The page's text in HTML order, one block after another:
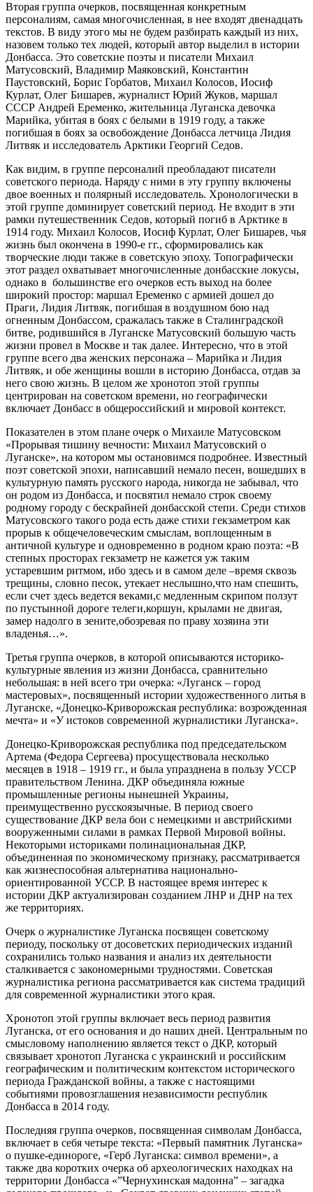
Вторая группа очерков, посвященная конкретным
персоналиям, самая многочисленная, в нее входят двенадцать
текстов. В виду этого мы не будем разбирать каждый из них,
назовем только тех людей, который автор выделил в истории
Донбасса. Это советские поэты и писатели Михаил
Матусовский, Владимир Маяковский, Константин
Паустовский, Борис Горбатов, Михаил Колосов, Иосиф
Курлат, Олег Бишарев, журналист Юрий Жуков, маршал
СССР Андрей Еременко, жительница Луганска девочка
Марийка, убитая в боях с белыми в 1919 году, а также
погибшая в боях за освобождение Донбасса летчица Лидия
Литвяк и исследователь Арктики Георгий Седов.
Как видим, в группе персоналий преобладают писатели
советского периода. Наряду с ними в эту группу включены
двое военных и полярный исследователь. Хронологически в
этой группе доминирует советский период. Не входит в эти
рамки путешественник Седов, который погиб в Арктике в
1914 году. Михаил Колосов, Иосиф Курлат, Олег Бишарев, чья
жизнь был окончена в 1990-е гг., сформировались как
творческие люди также в советскую эпоху. Топографически
этот раздел охватывает многочисленные донбасские локусы,
однако в большинстве его очерков есть выход на более
широкий простор: маршал Еременко с армией дошел до
Праги, Лидия Литвяк, погибшая в воздушном бою над
огненным Донбассом, сражалась также в Сталинградской
битве, родившийся в Луганске Матусовский большую часть
жизни провел в Москве и так далее. Интересно, что в этой
группе всего два женских персонажа – Марийка и Лидия
Литвяк, и обе женщины вошли в историю Донбасса, отдав за
него свою жизнь. В целом же хронотоп этой группы
центрирован на советском времени, но географически
включает Донбасс в общероссийский и мировой контекст.
Показателен в этом плане очерк о Михаиле Матусовском
«Прорывая тишину вечности: Михаил Матусовский о
Луганске», на котором мы остановимся подробнее. Известный
поэт советской эпохи, написавший немало песен, вошедших в
культурную память русского народа, никогда не забывал, что
он родом из Донбасса, и посвятил немало строк своему
родному городу с бескрайней донбасской степи. Среди стихов
Матусовского такого рода есть даже стихи гекзаметром как
прорыв к общечеловеческим смыслам, воплощенным в
античной культуре и одновременно в родном краю поэта: «В
степных просторах гекзаметр не кажется уж таким
устаревшим ритмом, ибо здесь и в самом деле –время сквозь
трещины, словно песок, утекает неслышно,что нам спешить,
если счет здесь ведется веками,с медленным скрипом ползут
по пустынной дороге телеги,коршун, крылами не двигая,
замер надолго в зените,обозревая по праву хозяина эти
владенья…».
Третья группа очерков, в которой описываются историко-
культурные явления из жизни Донбасса, сравнительно
небольшая: в ней всего три очерка: «Луганск – город
мастеровых», посвященный истории художественного литья в
Луганске, «Донецко-Криворожская республика: возрожденная
мечта» и «У истоков современной журналистики Луганска».
Донецко-Криворожская республика под председательском
Артема (Федора Сергеева) просуществовала несколько
месяцев в 1918 – 1919 гг., и была упразднена в пользу УССР
правительством Ленина. ДКР объединяла южные
промышленные регионы нынешней Украины,
преимущественно русскоязычные. В период своего
существование ДКР вела бои с немецкими и австрийскими
вооруженными силами в рамках Первой Мировой войны.
Некоторыми историками полинациональная ДКР,
объединенная по экономическому признаку, рассматривается
как жизнеспособная альтернатива национально-
ориентированной УССР. В настоящее время интерес к
истории ДКР актуализирован созданием ЛНР и ДНР на тех
же территориях.
Очерк о журналистике Луганска посвящен советскому
периоду, поскольку от досоветских периодических изданий
сохранились только названия и анализ их деятельности
сталкивается с закономерными трудностями. Советская
журналистика региона рассматривается как система традиций
для современной журналистики этого края.
Хронотоп этой группы включает весь период развития
Луганска, от его основания и до наших дней. Центральным по
смысловому наполнению является текст о ДКР, который
связывает хронотоп Луганска с украинский и российским
географическим и политическим контекстом исторического
периода Гражданской войны, а также с настоящими
событиями провозглашения независимости республик
Донбасса в 2014 году.
Последняя группа очерков, посвященная символам Донбасса,
включает в себя четыре текста: «Первый памятник Луганска»
о пушке-единороге, «Герб Луганска: символ времени», а
также два коротких очерка об археологических находках на
территории Донбасса «”Чернухинская мадонна” – загадка